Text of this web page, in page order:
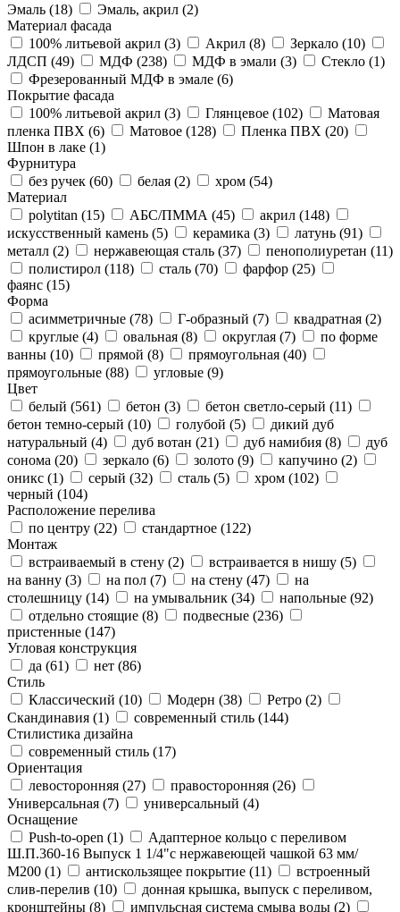
Эмаль (18) Эмаль, акрил (2)
Материал фасада
100% литьевой акрил (3) Акрил (8) Зеркало (10)
ЛДСП (49) МДФ (238) МДФ в эмали (3) Стекло (1)
Фрезерованный МДФ в эмале (6)
Покрытие фасада
100% литьевой акрил (3) Глянцевое (102)
Матовая
пленка ПВХ (6) Матовое (128) Пленка ПВХ (20)
Шпон в лаке (1)
Фурнитура
без ручек (60) белая (2) хром (54)
Материал
polytitan (15) АБС/ПММА (45) акрил (148)
искусственный камень (5) керамика (3) латунь (91)
металл (2) нержавеющая сталь (37) пенополиуретан (11)
полистирол (118) сталь (70) фарфор (25)
фаянс (15)
Форма
асимметричные (78) Г-образный (7) квадратная (2)
круглые (4) овальная (8) округлая (7)
по форме
ванны (10) прямой (8) прямоугольная (40)
прямоугольные (88) угловые (9)
Цвет
белый (561) бетон (3) бетон светло-серый (11)
бетон темно-серый (10) голубой (5)
дикий дуб
натуральный (4) дуб вотан (21) дуб намибия (8)
дуб
сонома (20) зеркало (6) золото (9) капучино (2)
оникс (1) серый (32) сталь (5) хром (102)
черный (104)
Расположение перелива
по центру (22) стандартное (122)
Монтаж
встраиваемый в стену (2) встраивается в нишу (5)
на ванну (3) на пол (7) на стену (47)
на
столешницу (14) на умывальник (34) напольные (92)
отдельно стоящие (8) подвесные (236)
пристенные (147)
Угловая конструкция
да (61) нет (86)
Стиль
Классический (10) Модерн (38) Ретро (2)
Скандинавия (1) современный стиль (144)
Стилистика дизайна
современный стиль (17)
Ориентация
левосторонняя (27) правосторонняя (26)
Универсальная (7) универсальный (4)
Оснащение
Push-to-open (1)
Адаптерное кольцо с переливом
Ш.П.360-16 Выпуск 1 1/4"с нержавеющей чашкой 63 мм/
М200 (1) антискользящее покрытие (11)
встроенный
слив-перелив (10)
донная крышка, выпуск с переливом,
кронштейны (8) импульсная система смыва воды (2)